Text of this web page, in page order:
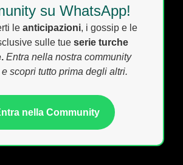
su WhatsApp!
le anticipazioni, i gossip e le
sulle tue serie turche
Entra nella nostra community
scopri tutto prima degli altri.
nella Community